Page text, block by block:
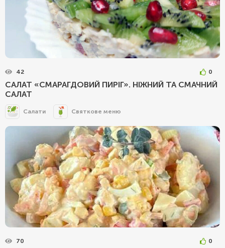
42 0
САЛАТ «СМАРАГДОВИЙ ПИРІГ». НІЖНИЙ ТА СМАЧНИЙ
САЛАТ
Салати Святкове меню
70 0